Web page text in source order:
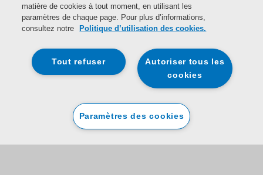
Portabilité des données
: le droit
de recevoir une copie des
données personnelles que vous
nous avez fournies, que nous
vous fournirons, ou que nous
fournirons à des tiers à votre
demande, dans un format
électronique couramment
utilisé;
Correction
: le droit de mettre à
jour ou de corriger vos données
personnelles afin d'en assurer
matière de cookies à tout moment, en utilisant les
paramètres de chaque page. Pour plus d’informations,
consultez notre
Politique d’utilisation des cookies.
Autoriser tous les
cookies
Tout refuser
Paramètres des cookies